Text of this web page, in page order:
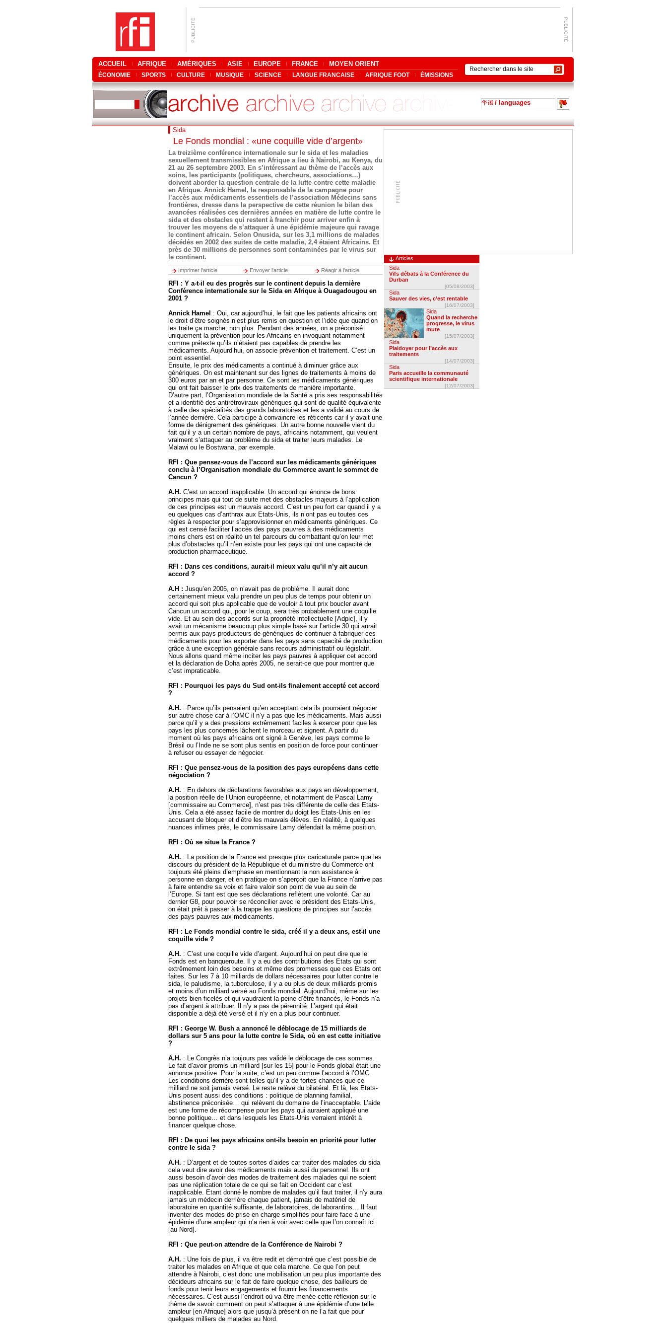
ACCUEIL AFRIQUE AMÉRIQUES ASIE EUROPE FRANCE MOYEN ORIENT
ÉCONOMIE SPORTS CULTURE MUSIQUE SCIENCE LANGUE FRANCAISE AFRIQUE FOOT ÉMISSIONS
/ languages
Sida
Le Fonds mondial : «une coquille vide d’argent»
La treizième conférence internationale sur le sida et les maladies
sexuellement transmissibles en Afrique a lieu à Nairobi, au Kenya, du
21 au 26 septembre 2003. En s’intéressant au thème de l’accès aux
soins, les participants (politiques, chercheurs, associations…)
doivent aborder la question centrale de la lutte contre cette maladie
en Afrique. Annick Hamel, la responsable de la campagne pour
l’accès aux médicaments essentiels de l’association Médecins sans
frontières, dresse dans la perspective de cette réunion le bilan des
avancées réalisées ces dernières années en matière de lutte contre le
sida et des obstacles qui restent à franchir pour arriver enfin à
trouver les moyens de s’attaquer à une épidémie majeure qui ravage
le continent africain. Selon Onusida, sur les 3,1 millions de malades
décédés en 2002 des suites de cette maladie, 2,4 étaient Africains. Et
près de 30 millions de personnes sont contaminées par le virus sur
le continent.
Imprimer l'article Envoyer l'article Réagir à l'article
RFI : Y a-t-il eu des progrès sur le continent depuis la dernière
Conférence internationale sur le Sida en Afrique à Ouagadougou en
2001 ?
Annick Hamel : Oui, car aujourd’hui, le fait que les patients africains ont
le droit d’être soignés n’est plus remis en question et l’idée que quand on
les traite ça marche, non plus. Pendant des années, on a préconisé
uniquement la prévention pour les Africains en invoquant notamment
comme prétexte qu’ils n’étaient pas capables de prendre les
médicaments. Aujourd’hui, on associe prévention et traitement. C’est un
point essentiel.
Ensuite, le prix des médicaments a continué à diminuer grâce aux
génériques. On est maintenant sur des lignes de traitements à moins de
300 euros par an et par personne. Ce sont les médicaments génériques
qui ont fait baisser le prix des traitements de manière importante.
D’autre part, l’Organisation mondiale de la Santé a pris ses responsabilités
et a identifié des antirétroviraux génériques qui sont de qualité équivalente
à celle des spécialités des grands laboratoires et les a validé au cours de
l’année dernière. Cela participe à convaincre les réticents car il y avait une
forme de dénigrement des génériques. Un autre bonne nouvelle vient du
fait qu’il y a un certain nombre de pays, africains notamment, qui veulent
vraiment s’attaquer au problème du sida et traiter leurs malades. Le
Malawi ou le Bostwana, par exemple.
RFI : Que pensez-vous de l’accord sur les médicaments génériques
conclu à l’Organisation mondiale du Commerce avant le sommet de
Cancun ?
A.H. C’est un accord inapplicable. Un accord qui énonce de bons
principes mais qui tout de suite met des obstacles majeurs à l’application
de ces principes est un mauvais accord. C’est un peu fort car quand il y a
eu quelques cas d’anthrax aux Etats-Unis, ils n’ont pas eu toutes ces
règles à respecter pour s’approvisionner en médicaments génériques. Ce
qui est censé faciliter l’accès des pays pauvres à des médicaments
moins chers est en réalité un tel parcours du combattant qu’on leur met
plus d’obstacles qu’il n’en existe pour les pays qui ont une capacité de
production pharmaceutique.
RFI : Dans ces conditions, aurait-il mieux valu qu’il n’y ait aucun
accord ?
A.H : Jusqu’en 2005, on n’avait pas de problème. Il aurait donc
certainement mieux valu prendre un peu plus de temps pour obtenir un
accord qui soit plus applicable que de vouloir à tout prix boucler avant
Cancun un accord qui, pour le coup, sera très probablement une coquille
vide. Et au sein des accords sur la propriété intellectuelle [Adpic], il y
avait un mécanisme beaucoup plus simple basé sur l’article 30 qui aurait
permis aux pays producteurs de génériques de continuer à fabriquer ces
médicaments pour les exporter dans les pays sans capacité de production
grâce à une exception générale sans recours administratif ou législatif.
Nous allons quand même inciter les pays pauvres à appliquer cet accord
et la déclaration de Doha après 2005, ne serait-ce que pour montrer que
c’est impraticable.
RFI : Pourquoi les pays du Sud ont-ils finalement accepté cet accord
?
A.H. : Parce qu’ils pensaient qu’en acceptant cela ils pourraient négocier
sur autre chose car à l’OMC il n’y a pas que les médicaments. Mais aussi
parce qu’il y a des pressions extrêmement faciles à exercer pour que les
pays les plus concernés lâchent le morceau et signent. A partir du
moment où les pays africains ont signé à Genève, les pays comme le
Brésil ou l’Inde ne se sont plus sentis en position de force pour continuer
à refuser ou essayer de négocier.
RFI : Que pensez-vous de la position des pays européens dans cette
négociation ?
A.H. : En dehors de déclarations favorables aux pays en développement,
la position réelle de l’Union européenne, et notamment de Pascal Lamy
[commissaire au Commerce], n’est pas très différente de celle des Etats-
Unis. Cela a été assez facile de montrer du doigt les Etats-Unis en les
accusant de bloquer et d’être les mauvais élèves. En réalité, à quelques
nuances infimes près, le commissaire Lamy défendait la même position.
RFI : Où se situe la France ?
A.H. : La position de la France est presque plus caricaturale parce que les
discours du président de la République et du ministre du Commerce ont
toujours été pleins d’emphase en mentionnant la non assistance à
personne en danger, et en pratique on s’aperçoit que la France n’arrive pas
à faire entendre sa voix et faire valoir son point de vue au sein de
l’Europe. Si tant est que ses déclarations reflètent une volonté. Car au
dernier G8, pour pouvoir se réconcilier avec le président des Etats-Unis,
on était prêt à passer à la trappe les questions de principes sur l’accès
des pays pauvres aux médicaments.
RFI : Le Fonds mondial contre le sida, créé il y a deux ans, est-il une
coquille vide ?
A.H. : C’est une coquille vide d’argent. Aujourd’hui on peut dire que le
Fonds est en banqueroute. Il y a eu des contributions des Etats qui sont
extrêmement loin des besoins et même des promesses que ces Etats ont
faites. Sur les 7 à 10 milliards de dollars nécessaires pour lutter contre le
sida, le paludisme, la tuberculose, il y a eu plus de deux milliards promis
et moins d’un milliard versé au Fonds mondial. Aujourd’hui, même sur les
projets bien ficelés et qui vaudraient la peine d’être financés, le Fonds n’a
pas d’argent à attribuer. Il n’y a pas de pérennité. L’argent qui était
disponible a déjà été versé et il n’y en a plus pour continuer.
RFI : George W. Bush a annoncé le déblocage de 15 milliards de
dollars sur 5 ans pour la lutte contre le Sida, où en est cette initiative
?
A.H. : Le Congrès n’a toujours pas validé le déblocage de ces sommes.
Le fait d’avoir promis un milliard [sur les 15] pour le Fonds global était une
annonce positive. Pour la suite, c’est un peu comme l’accord à l’OMC.
Les conditions derrière sont telles qu’il y a de fortes chances que ce
milliard ne soit jamais versé. Le reste relève du bilatéral. Et là, les Etats-
Unis posent aussi des conditions : politique de planning familial,
abstinence préconisée… qui relèvent du domaine de l’inacceptable. L’aide
est une forme de récompense pour les pays qui auraient appliqué une
bonne politique… et dans lesquels les Etats-Unis verraient intérêt à
financer quelque chose.
RFI : De quoi les pays africains ont-ils besoin en priorité pour lutter
contre le sida ?
A.H. : D’argent et de toutes sortes d’aides car traiter des malades du sida
cela veut dire avoir des médicaments mais aussi du personnel. Ils ont
aussi besoin d’avoir des modes de traitement des malades qui ne soient
pas une réplication totale de ce qui se fait en Occident car c’est
inapplicable. Etant donné le nombre de malades qu’il faut traiter, il n’y aura
jamais un médecin derrière chaque patient, jamais de matériel de
laboratoire en quantité suffisante, de laboratoires, de laborantins… Il faut
inventer des modes de prise en charge simplifiés pour faire face à une
épidémie d’une ampleur qui n’a rien à voir avec celle que l’on connaît ici
[au Nord].
RFI : Que peut-on attendre de la Conférence de Nairobi ?
A.H. : Une fois de plus, il va être redit et démontré que c’est possible de
traiter les malades en Afrique et que cela marche. Ce que l’on peut
attendre à Nairobi, c’est donc une mobilisation un peu plus importante des
décideurs africains sur le fait de faire quelque chose, des bailleurs de
fonds pour tenir leurs engagements et fournir les financements
nécessaires. C’est aussi l’endroit où va être menée cette réflexion sur le
thème de savoir comment on peut s’attaquer à une épidémie d’une telle
ampleur [en Afrique] alors que jusqu’à présent on ne l’a fait que pour
quelques milliers de malades au Nord.
Articles
Sida
Vifs débats à la Conférence du
Durban
[05/08/2003]
Sida
Sauver des vies, c’est rentable
[16/07/2003]
Sida
Quand la recherche
progresse, le virus
mute
[15/07/2003]
Sida
Plaidoyer pour l’accès aux
traitements
[14/07/2003]
Sida
Paris accueille la communauté
scientifique internationale
[12/07/2003]